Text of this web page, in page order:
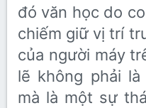
đó văn học do
chiếm giữ vị trí
của người máy
lẽ không phải
mà là một sự